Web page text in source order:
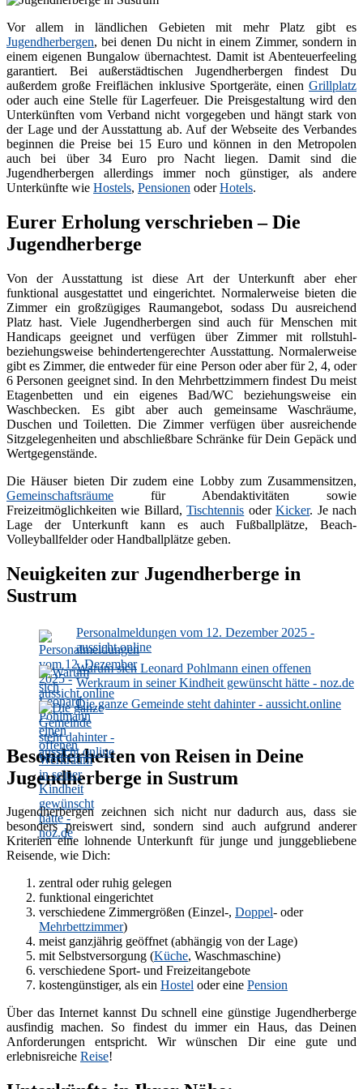
Vor allem in ländlichen Gebieten mit mehr Platz gibt es
Jugendherbergen, bei denen Du nicht in einem Zimmer, sondern in
einem eigenen Bungalow übernachtest. Damit ist Abenteuerfeeling
garantiert. Bei außerstädtischen Jugendherbergen findest Du
außerdem große Freiflächen inklusive Sportgeräte, einen Grillplatz
oder auch eine Stelle für Lagerfeuer. Die Preisgestaltung wird den
Unterkünften vom Verband nicht vorgegeben und hängt stark von
der Lage und der Ausstattung ab. Auf der Webseite des Verbandes
beginnen die Preise bei 15 Euro und können in den Metropolen
auch bei über 34 Euro pro Nacht liegen. Damit sind die
Jugendherbergen allerdings immer noch günstiger, als andere
Unterkünfte wie Hostels, Pensionen oderHotels.
Eurer Erholung verschrieben – Die
Jugendherberge
Von der Ausstattung ist diese Art der Unterkunft aber eher
funktional ausgestattet und eingerichtet. Normalerweise bieten die
Zimmer ein großzügiges Raumangebot, sodass Du ausreichend
Platz hast. Viele Jugendherbergen sind auch für Menschen mit
Handicaps geeignet und verfügen über Zimmer mit rollstuhl-
beziehungsweise behindertengerechter Ausstattung. Normalerweise
gibt es Zimmer, die entweder für eine Person oder aber für 2, 4, oder
6 Personen geeignet sind. In den Mehrbettzimmern findest Du meist
Etagenbetten und ein eigenes Bad/WC beziehungsweise ein
Waschbecken. Es gibt aber auch gemeinsame Waschräume,
Duschen und Toiletten. Die Zimmer verfügen über ausreichende
Sitzgelegenheiten und abschließbare Schränke für Dein Gepäck und
Wertgegenstände.
Die Häuser bieten Dir zudem eine Lobby zum Zusammensitzen,
Gemeinschaftsräume für Abendaktivitäten sowie
Freizeitmöglichkeiten wie Billard,Tischtennis oderKicker. Je nach
Lage der Unterkunft kann es auch Fußballplätze, Beach-
Volleyballfelder oder Handballplätze geben.
Neuigkeiten zur Jugendherberge in
Sustrum
Personalmeldungen vom 12. Dezember 2025 -
aussicht.online
Warum sich Leonard Pohlmann einen offenen
Werkraum in seiner Kindheit gewünscht hätte - noz.de
Die ganze Gemeinde steht dahinter - aussicht.online
Besonderheiten von Reisen in Deine
Jugendherberge in Sustrum
Jugendherbergen zeichnen sich nicht nur dadurch aus, dass sie
besonders preiswert sind, sondern sind auch aufgrund anderer
Kriterien eine lohnende Unterkunft für junge und junggebliebene
Reisende, wie Dich:
zentral oder ruhig gelegen
funktional eingerichtet
verschiedene Zimmergrößen (Einzel-, Doppel- oder
Mehrbettzimmer)
meist ganzjährig geöffnet (abhängig von der Lage)
mit Selbstversorgung (Küche, Waschmaschine)
verschiedene Sport- und Freizeitangebote
kostengünstiger, als ein Hostel oder eine Pension
Über das Internet kannst Du schnell eine günstige Jugendherberge
ausfindig machen. So findest du immer ein Haus, das Deinen
Anforderungen entspricht. Wir wünschen Dir eine gute und
erlebnisreiche Reise!